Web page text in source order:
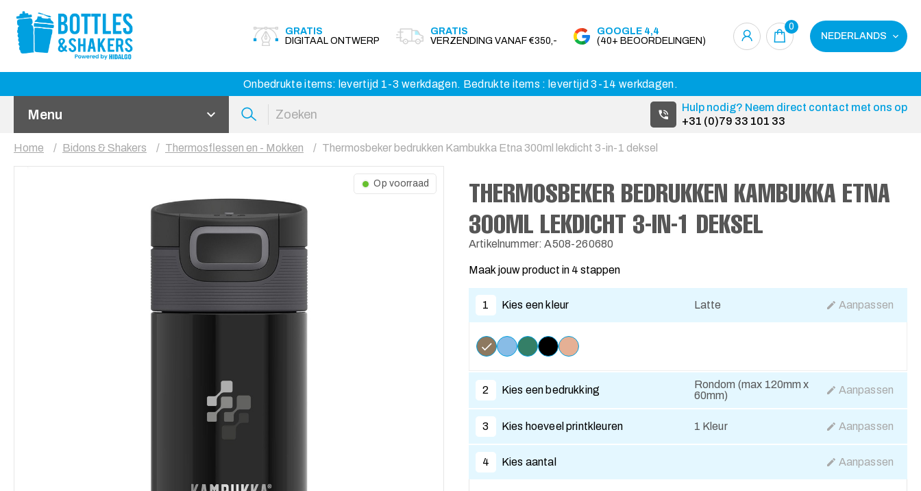
GRATIS
DIGITAAL ONTWERP
GRATIS
VERZENDING VANAF €350,-
GOOGLE 4,4
(40+ BEOORDELINGEN)
0
NEDERLANDS
Onbedrukte items: levertijd 1-3 werkdagen. Bedrukte items : levertijd 3-14 werkdagen.
Menu
Hulp nodig? Neem direct contact met ons op
+31 (0)79 33 101 33
Home Bidons & Shakers Thermosflessen en - Mokken Thermosbeker bedrukken Kambukka Etna 300ml lekdicht 3-in-1 deksel
Op voorraad
THERMOSBEKER BEDRUKKEN KAMBUKKA ETNA
300ML LEKDICHT 3-IN-1 DEKSEL
Artikelnummer: A508-260680
Maak jouw product in 4 stappen
1 Kies een kleur Latte Aanpassen
2 Kies een bedrukking
Rondom (max 120mm x
60mm)
Aanpassen
3 Kies hoeveel printkleuren 1 Kleur Aanpassen
4 Kies aantal Aanpassen